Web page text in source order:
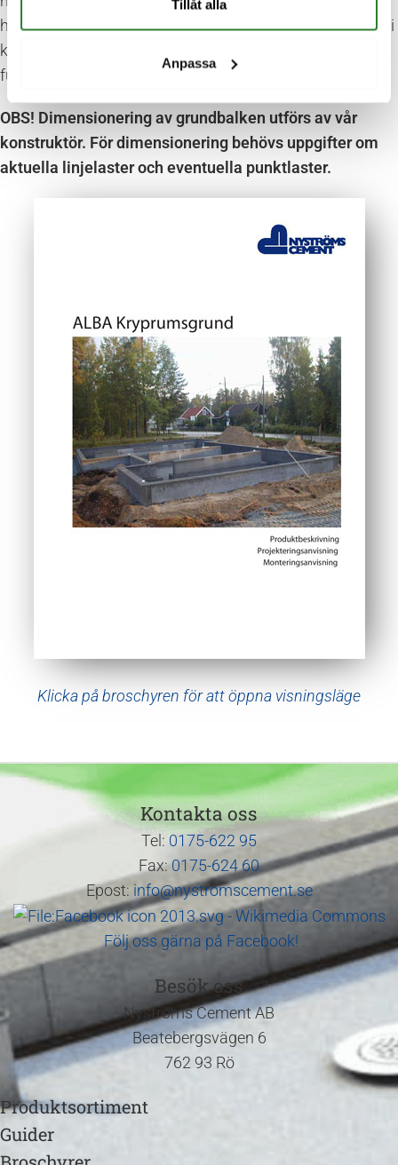
Tillåt alla
Anpassa
högst väsentligt för mögelangrepp är att isolera marken i
kryputrymmet med LECA lättklinker. Samråda alltid med
fuktteknisk expert.
OBS! Dimensionering av grundbalken utförs av vår
konstruktör. För dimensionering behövs uppgifter om
aktuella linjelaster och eventuella punktlaster.
Klicka på broschyren för att öppna visningsläge
Kontakta oss
Tel: 0175-622 95
Fax:0175-624 60
Epost: info@nystromscement.se
Följ oss gärna på Facebook!
Besök oss
Nyströms Cement AB
Beatebergsvägen 6
762 93 Rö
Produktsortiment
Guider